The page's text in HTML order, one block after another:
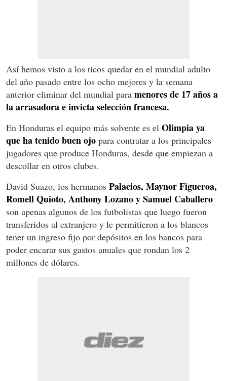
Así hemos visto a los ticos quedar en el mundial adulto
del año pasado entre los ocho mejores y la semana
anterior eliminar del mundial para menores de 17 años a
la arrasadora e invicta selección francesa.
En Honduras el equipo más solvente es el Olimpia ya
que ha tenido buen ojo para contratar a los principales
jugadores que produce Honduras, desde que empiezan a
descollar en otros clubes.
David Suazo, los hermanos Palacios, Maynor Figueroa,
Romell Quioto, Anthony Lozano y Samuel Caballero
son apenas algunos de los futbolistas que luego fueron
transferidos al extranjero y le permitieron a los blancos
tener un ingreso fijo por depósitos en los bancos para
poder encarar sus gastos anuales que rondan los 2
millones de dólares.